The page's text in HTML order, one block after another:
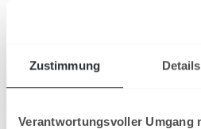
Zustimmung Details
Verantwortungsvoller Umgang